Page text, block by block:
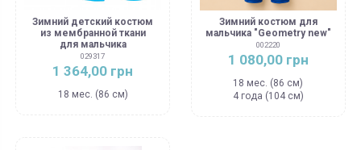
Зимний детский костюм
из мембранной ткани
для мальчика
029317
1 364,00 грн
18 мес. (86 см)
Зимний костюм для
мальчика "Geometry new"
002220
1 080,00 грн
18 мес. (86 см)
4 года (104 см)